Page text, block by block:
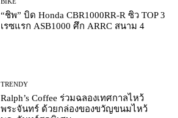
“ชิพ” บิด Honda CBR1000RR-R ซิว TOP 3
เรซแรก ASB1000 ศึก ARRC สนาม 4
TRENDY
Ralph’s Coffee ร่วมฉลองเทศกาลไหว้
พระจันทร์ ด้วยกล่องของขวัญขนมไหว้